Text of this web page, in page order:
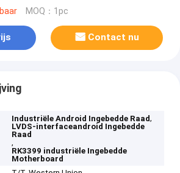
MOQ：1pc
Contact nu
Industriële Android Ingebedde Raad,
LVDS-interfaceandroid Ingebedde
Raad
,
RK3399 industriële Ingebedde
Motherboard